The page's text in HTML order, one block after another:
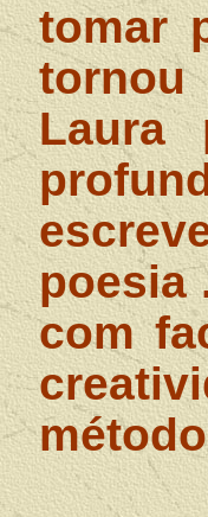
tomar
tornou
Laura
poesia
com